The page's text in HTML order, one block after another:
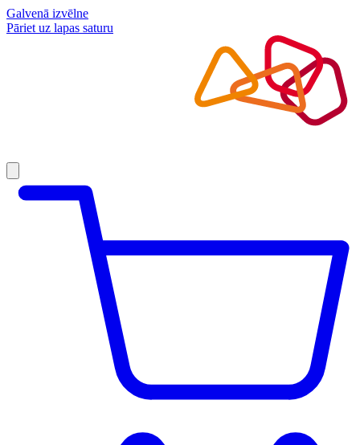
Galvenā izvēlne
Pāriet uz lapas saturu